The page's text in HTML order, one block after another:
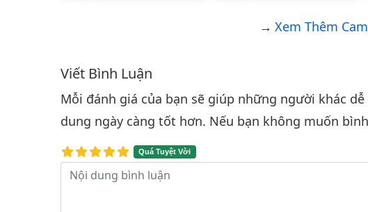
Xem Thêm
Bình luận & Đánh giá
Viết Bình Luận
Mỗi đánh giá của bạn sẽ giúp những người khác
dung ngày càng tốt hơn. Nếu bạn không muốn
Quá Tuyệt Vời
Nội dung bình luận